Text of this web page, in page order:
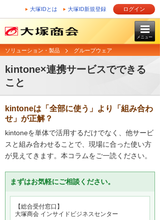
大塚IDとは 大塚ID新規登録 ログイン
メニュー
ソリューション・製品 グループウェア
kintone×連携サービスでできる
こと
kintoneは「全部に使う」より「組み合わ
せ」が正解？
kintoneを単体で活用するだけでなく、他サービ
スと組み合わせることで、現場に合った使い方
が見えてきます。本コラムをご一読ください。
まずはお気軽にご相談ください。
【総合受付窓口】
大塚商会 インサイドビジネスセンター